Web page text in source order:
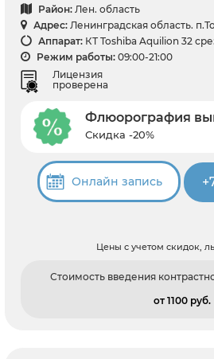
Район: Лен. область
Адрес: Ленинградская область.
Аппарат: КТ Toshiba Aquilion 32
Режим работы: 09:00-21:00
Лицензия
проверена
Флюорография
Скидка -20%
Онлайн запись
Цены с учетом скидок,
Стоимость введения
от 1100 pуб.